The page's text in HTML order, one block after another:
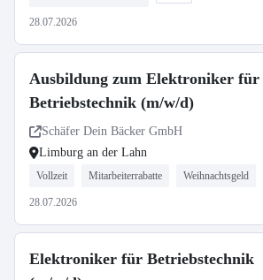
28.07.2026
Ausbildung zum Elektroniker für
Betriebstechnik (m/w/d)
Schäfer Dein Bäcker GmbH
Limburg an der Lahn
Vollzeit Mitarbeiterrabatte Weihnachtsgeld
28.07.2026
Elektroniker für Betriebstechnik